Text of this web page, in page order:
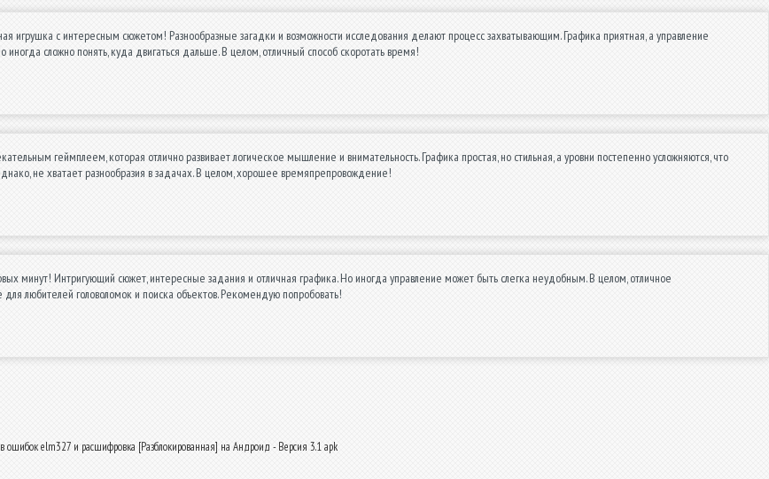
игрушка с интересным сюжетом! Разнообразные загадки и возможности исследования делают процесс захватывающим. Графика приятная, а управление
иногда сложно понять, куда двигаться дальше. В целом, отличный способ скоротать время!
геймплеем, которая отлично развивает логическое мышление и внимательность. Графика простая, но стильная, а уровни постепенно усложняются, что
не хватает разнообразия в задачах. В целом, хорошее времяпрепровождение!
минут! Интригующий сюжет, интересные задания и отличная графика. Но иногда управление может быть слегка неудобным. В целом, отличное
любителей головоломок и поиска объектов. Рекомендую попробовать!
ошибок elm327 и расшифровка [Разблокированная] на Андроид - Версия 3.1 apk